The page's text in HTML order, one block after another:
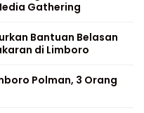
Gathering
Bantuan Belasan
di Limboro
Polman, 3 Orang